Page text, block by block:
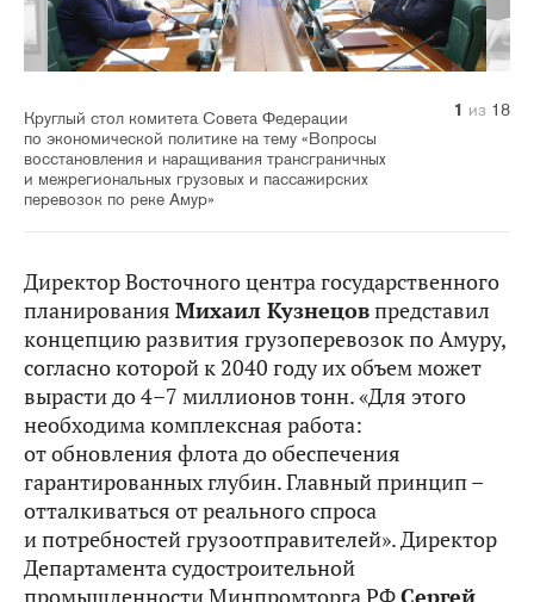
Круглый стол комитета Совета Федерации
по экономической политике на тему «Вопросы
восстановления и наращивания трансграничных
и межрегиональных грузовых и пассажирских
перевозок по реке Амур»
1 из 18
2 из 18
3 из 18
4 из 18
5 из 18
6 из 18
7 из 18
8 из 18
9 из 18
10 из 18
11 из 18
12 из 18
13 из 18
14 из 18
15 из 18
16 из 18
17 из 18
18 из 18
Директор Восточного центра государственного
планирования Михаил Кузнецовпредставил
концепцию развития грузоперевозок по Амуру,
согласно которой к 2040 году их объем может
вырасти до 4–7 миллионов тонн. «Для этого
необходима комплексная работа:
от обновления флота до обеспечения
гарантированных глубин. Главный принцип –
отталкиваться от реального спроса
и потребностей грузоотправителей». Директор
Департамента судостроительной